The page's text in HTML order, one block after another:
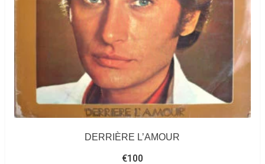
DERRIÈRE L’AMOUR
€100